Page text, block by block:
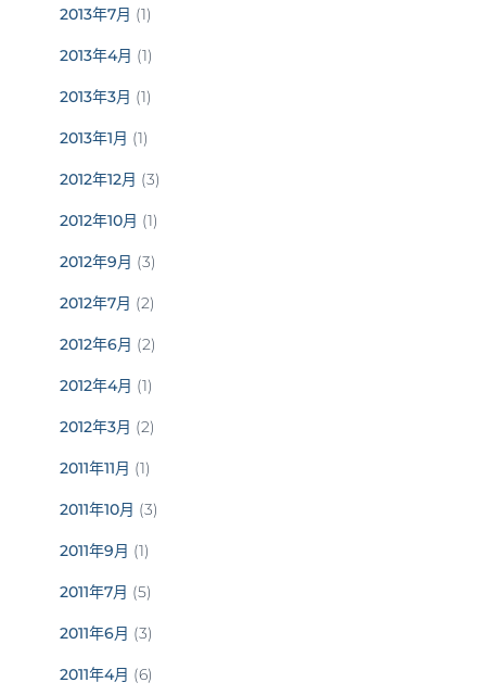
2013年7月 (1)
2013年4月 (1)
2013年3月 (1)
2013年1月 (1)
2012年12月 (3)
2012年10月 (1)
2012年9月 (3)
2012年7月 (2)
2012年6月 (2)
2012年4月 (1)
2012年3月 (2)
2011年11月 (1)
2011年10月 (3)
2011年9月 (1)
2011年7月 (5)
2011年6月 (3)
2011年4月 (6)